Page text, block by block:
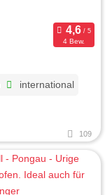
4 Bew.
international
109